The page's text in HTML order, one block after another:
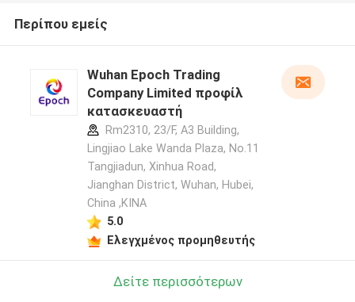
Περίπου εμείς
Wuhan Epoch Trading
Company Limited προφίλ
κατασκευαστή
Rm2310, 23/F, A3 Building,
Lingjiao Lake Wanda Plaza, No.11
Tangjiadun, Xinhua Road,
Jianghan District, Wuhan, Hubei,
China ,ΚΙΝΑ
5.0
Ελεγχμένος προμηθευτής
Δείτε περισσότερων